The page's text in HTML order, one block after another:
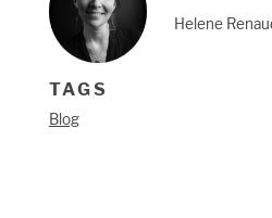
Helene
TAGS
Blog